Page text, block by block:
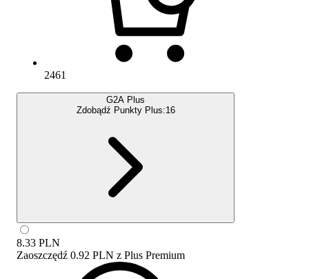
2461
G2A Plus
Zdobądź Punkty Plus:16
8.33 PLN
Zaoszczędź 0.92 PLN z Plus Premium